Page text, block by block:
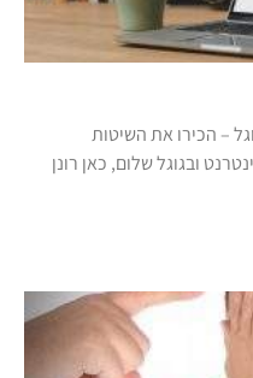
– הכירו את השיטות
ובגוגל שלום, כאן רונן